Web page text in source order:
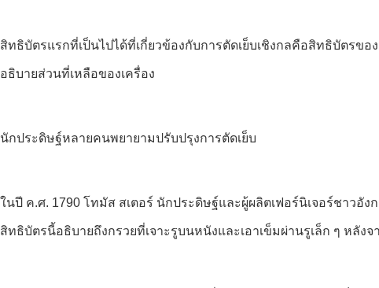
สิทธิบัตรแรกที่เป็นไปได้ที่เกี่ยวข้องกับการตัดเย็บเชิงกลคือสิทธิบัตรข
อธิบายส่วนที่เหลือของเครื่อง
นักประดิษฐ์หลายคนพยายามปรับปรุงการตัดเย็บ
ในปี ค.ศ. 1790 โทมัส สเตอร์ นักประดิษฐ์และผู้ผลิตเฟอร์นิเจอร์ชาวอั
สิทธิบัตรนี้อธิบายถึงกรวยที่เจาะรูบนหนังและเอาเข็มผ่านรูเล็ก ๆ หลั